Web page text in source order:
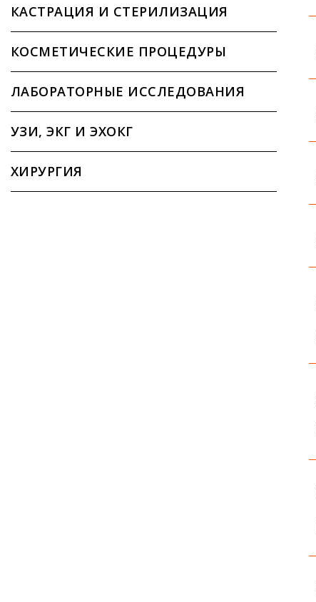
КАСТРАЦИЯ И СТЕРИЛИЗАЦИЯ
КОСМЕТИЧЕСКИЕ ПРОЦЕДУРЫ
ЛАБОРАТОРНЫЕ ИССЛЕДОВАНИЯ
УЗИ, ЭКГ И ЭХОКГ
ХИРУРГИЯ